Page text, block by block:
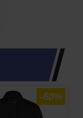
-60%